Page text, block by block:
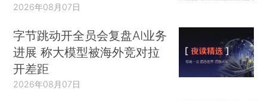
2026年08月07日
字节跳动开全员会复盘AI业务
进展 称大模型被海外竞对拉
开差距
2026年08月07日